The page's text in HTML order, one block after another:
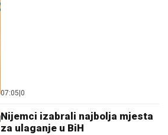
07:05 0
Nijemci izabrali najbolja mjesta
za ulaganje u BiH